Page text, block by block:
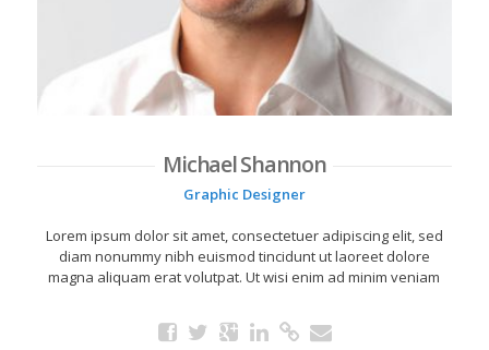
Michael Shannon
Graphic Designer
Lorem ipsum dolor sit amet, consectetuer adipiscing elit, sed
diam nonummy nibh euismod tincidunt ut laoreet dolore
magna aliquam erat volutpat. Ut wisi enim ad minim veniam